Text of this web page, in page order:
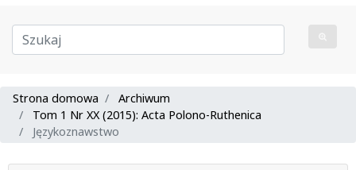
Strona domowa
Archiwum
Tom 1 Nr XX (2015): Acta Polono-Ruthenica
Językoznawstwo